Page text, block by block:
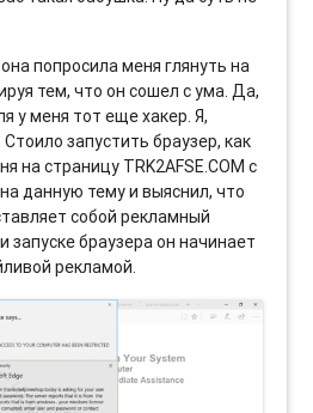
попросила меня глянуть на
тем, что он сошел с ума. Да,
у меня тот еще хакер. Я,
Стоило запустить браузер, как
на страницу TRK2AFSE.COM с
данную тему и выяснил, что
собой рекламный
запуске браузера он начинает
рекламой.